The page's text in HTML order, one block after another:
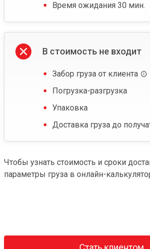
Время ожидания 30 мин.
В стоимость не входит
Забор груза от клиента
Погрузка-разгрузка
Упаковка
Доставка груза до
Чтобы узнать стоимость и сроки
параметры груза в онлайн-